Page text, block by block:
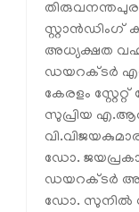
സ്റ്റാൻഡിംഗ്
അധ്യക്ഷത
ഡയറക്ടർ
കേരളം
സുപ്രിയ
ഡോ.
ഡയറക്ടർ
ഡോ. സുനിൽ